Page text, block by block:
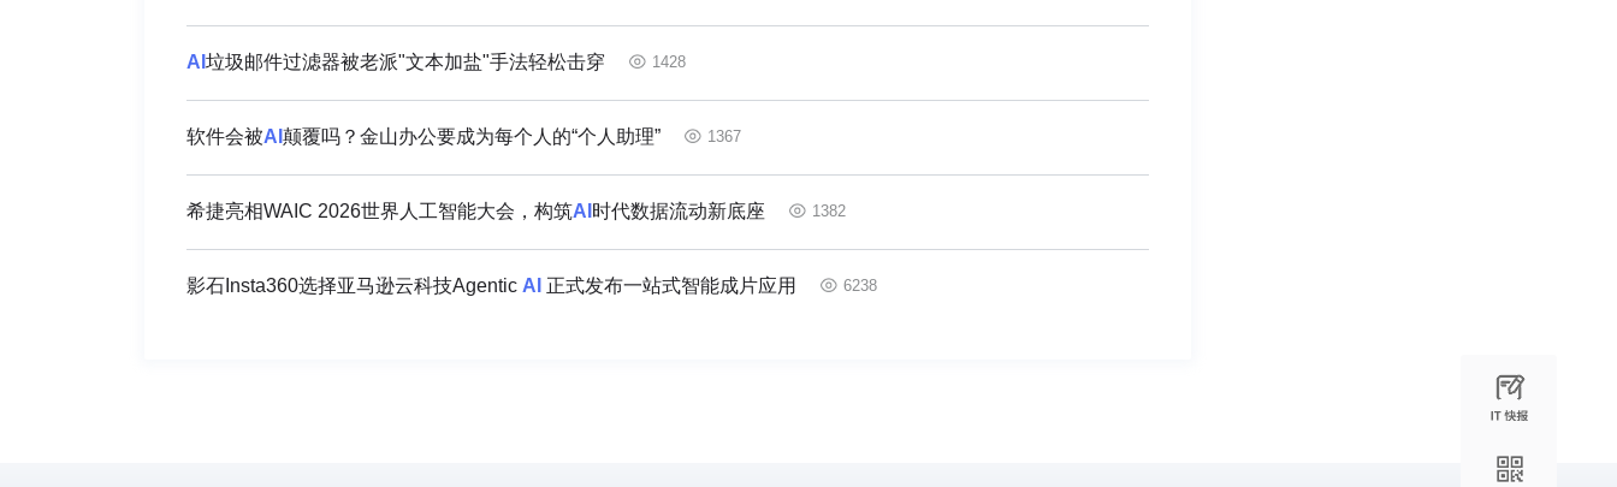
AI 垃圾邮件过滤器被老派"文本加盐"手法轻松击穿 1428
软件会被AI 颠覆吗？金山办公要成为每个人的“个人助理” 1367
希捷亮相WAIC 2026世界人工智能大会，构筑AI 时代数据流动新底座 1382
影石Insta360选择亚马逊云科技Agentic AI 正式发布一站式智能成片应用 6238